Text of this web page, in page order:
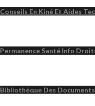
Conseils En Kiné Et Aides
Permanence Santé Info
Bibliothèque Des